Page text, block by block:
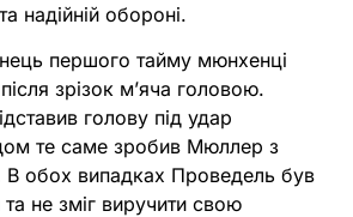
надійній обороні.
першого тайму мюнхенці
зрізок м’яча головою.
голову під удар
те саме зробив Мюллер з
В обох випадках Проведель був
та не зміг виручити свою